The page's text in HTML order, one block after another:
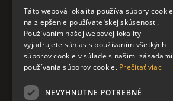
Táto webová lokalita používa súbory cookie
na zlepšenie používateľskej skúsenosti.
Používaním našej webovej lokality
vyjadrujete súhlas s používaním všetkých
súborov cookie v súlade s našimi zásadami
používania súborov cookie. Prečítať viac
NEVYHNUTNE POTREBNÉ